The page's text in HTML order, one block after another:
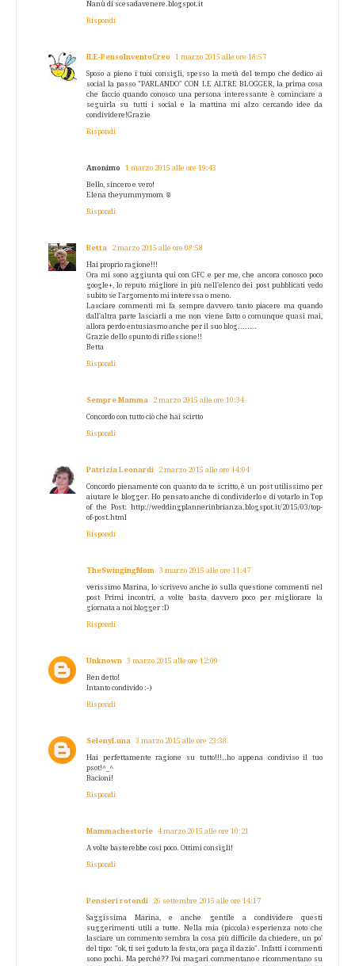
Nanù di scesadavenere.blogspot.it
Rispondi
ILE-PensoInventoCreo 1 marzo 2015 alle ore 18:57
Sposo a pieno i tuoi consigli, spesso la metà del tempo che dedico ai
social la passo "PARLANDO" CON LE ALTRE BLOGGER, la prima cosa
che faccio quando conosco una persona interessante è cominciare a
seguirla su tutti i social e la mattina mi alzo cercando idee da
condividere!Grazie
Rispondi
Anonimo 1 marzo 2015 alle ore 19:43
Bello, sincero e vero!
Elena theyummymom ☺️
Rispondi
Betta 2 marzo 2015 alle ore 08:58
Hai proprio ragione!!!
Ora mi sono aggiunta qui con GFC e per me, che ancora conosco poco
google+, lo reputo migliore in più nell'elenco dei post pubblicati vedo
subito se l'argomento mi interessa o meno.
Lasciare commenti mi fa sempre davvero tanto piacere ma quando
dall'altra parte lasciarli a me non viene fatto o comunque quasi mai,
allora perdo entusiasmo anche per il suo blog........
Grazie dello spunto di riflessione!!
Betta
Rispondi
Sempre Mamma 2 marzo 2015 alle ore 10:34
Concordo con tutto ciò che hai scirtto
Rispondi
Patrizia Leonardi 2 marzo 2015 alle ore 14:04
Concordo pienamente con quanto da te scritto, è un post utilissimo per
aiutare le blogger. Ho pensato anche di condividerlo e di votarlo in Top
of the Post: http://weddingplannerinbrianza.blogspot.it/2015/03/top-
of-post.html
Rispondi
TheSwingingMom 3 marzo 2015 alle ore 11:47
verissimo Marina, lo scrivevo anche io sulla questione commenti nel
post Primi incontri, a volte basta davvero poco per migliorare la
giornata a noi blogger :D
Rispondi
Unknown 3 marzo 2015 alle ore 12:09
Ben detto!
Intanto condivido :-)
Rispondi
SelenyLuna 3 marzo 2015 alle ore 23:38
Hai perfettamente ragione su tutto!!!..ho appena condiviso il tuo
psot!^_^
Bacioni!
Rispondi
Mammachestorie 4 marzo 2015 alle ore 10:21
A volte basterebbe così poco. Ottimi consigli!
Rispondi
Pensieri rotondi 26 settembre 2015 alle ore 14:17
Saggissima Marina, e anche gentile a condividere questi
suggerimenti utili a tutte. Nella mia (piccola) esperienza noto che
lasciare un commento sembra la cosa più difficile da chiedere, un po'
del tipo: "ok, ti sei goduto la festa, ora paga il dazio". Infatti i commenti
sono pochi. Ma perché?? Poi magari commentano e ricommentano su